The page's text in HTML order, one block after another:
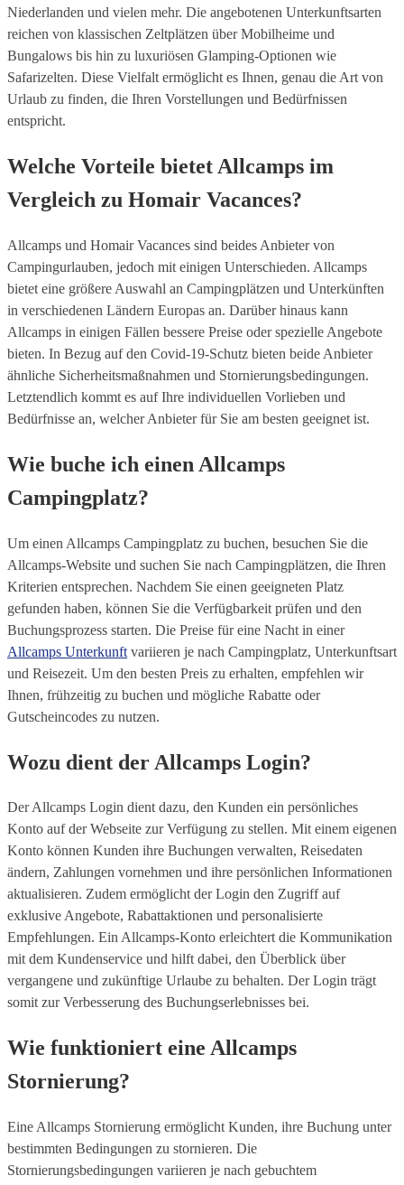
Niederlanden und vielen mehr. Die angebotenen Unterkunftsarten
reichen von klassischen Zeltplätzen über Mobilheime und
Bungalows bis hin zu luxuriösen Glamping-Optionen wie
Safarizelten. Diese Vielfalt ermöglicht es Ihnen, genau die Art von
Urlaub zu finden, die Ihren Vorstellungen und Bedürfnissen
entspricht.
Welche Vorteile bietet Allcamps im
Vergleich zu Homair Vacances?
Allcamps und Homair Vacances sind beides Anbieter von
Campingurlauben, jedoch mit einigen Unterschieden. Allcamps
bietet eine größere Auswahl an Campingplätzen und Unterkünften
in verschiedenen Ländern Europas an. Darüber hinaus kann
Allcamps in einigen Fällen bessere Preise oder spezielle Angebote
bieten. In Bezug auf den Covid-19-Schutz bieten beide Anbieter
ähnliche Sicherheitsmaßnahmen und Stornierungsbedingungen.
Letztendlich kommt es auf Ihre individuellen Vorlieben und
Bedürfnisse an, welcher Anbieter für Sie am besten geeignet ist.
Wie buche ich einen Allcamps
Campingplatz?
Um einen Allcamps Campingplatz zu buchen, besuchen Sie die
Allcamps-Website und suchen Sie nach Campingplätzen, die Ihren
Kriterien entsprechen. Nachdem Sie einen geeigneten Platz
gefunden haben, können Sie die Verfügbarkeit prüfen und den
Buchungsprozess starten. Die Preise für eine Nacht in einer
Allcamps Unterkunft variieren je nach Campingplatz, Unterkunftsart
und Reisezeit. Um den besten Preis zu erhalten, empfehlen wir
Ihnen, frühzeitig zu buchen und mögliche Rabatte oder
Gutscheincodes zu nutzen.
Wozu dient der Allcamps Login?
Der Allcamps Login dient dazu, den Kunden ein persönliches
Konto auf der Webseite zur Verfügung zu stellen. Mit einem eigenen
Konto können Kunden ihre Buchungen verwalten, Reisedaten
ändern, Zahlungen vornehmen und ihre persönlichen Informationen
aktualisieren. Zudem ermöglicht der Login den Zugriff auf
exklusive Angebote, Rabattaktionen und personalisierte
Empfehlungen. Ein Allcamps-Konto erleichtert die Kommunikation
mit dem Kundenservice und hilft dabei, den Überblick über
vergangene und zukünftige Urlaube zu behalten. Der Login trägt
somit zur Verbesserung des Buchungserlebnisses bei.
Wie funktioniert eine Allcamps
Stornierung?
Eine Allcamps Stornierung ermöglicht Kunden, ihre Buchung unter
bestimmten Bedingungen zu stornieren. Die
Stornierungsbedingungen variieren je nach gebuchtem